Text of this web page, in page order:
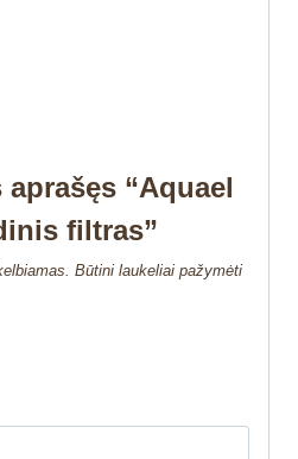
“Aquael
filtras”
Būtini laukeliai pažymėti